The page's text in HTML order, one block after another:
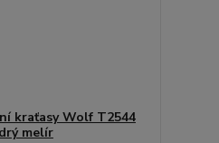
kraťasy Wolf T2544
melír